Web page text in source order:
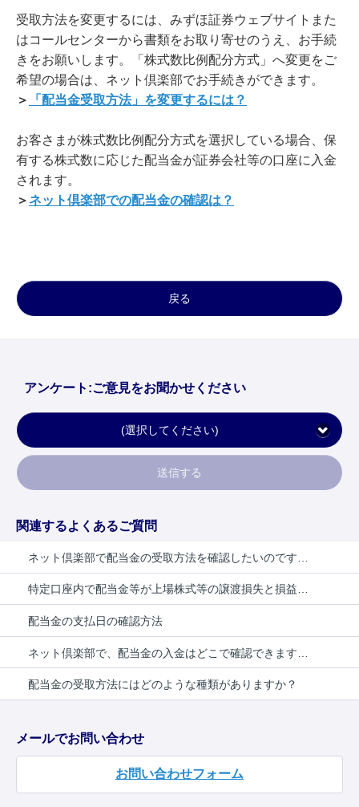
受取方法を変更するには、みずほ証券ウェブサイトまた
はコールセンターから書類をお取り寄せのうえ、お手続
きをお願いします。「株式数比例配分方式」へ変更をご
希望の場合は、ネット倶楽部でお手続きができます。
＞
「配当金受取方法」を変更するには？
お客さまが株式数比例配分方式を選択している場合、保
有する株式数に応じた配当金が証券会社等の口座に入金
されます。
＞ネット倶楽部での配当金の確認は？
戻る
アンケート:ご意見をお聞かせください
(選択してください)
送信する
関連するよくあるご質問
特定口座内で配当金等が上場株式等の譲渡損失と損益通算される条件を教えてください。
配当金の支払日の確認方法
配当金の受取方法にはどのような種類がありますか？
メールでお問い合わせ
お問い合わせフォーム